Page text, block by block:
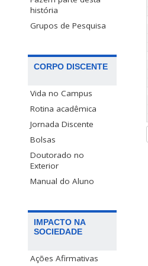
história
Grupos de Pesquisa
CORPO DISCENTE
Vida no Campus
Rotina acadêmica
Jornada Discente
Bolsas
Doutorado no
Exterior
Manual do Aluno
IMPACTO NA
SOCIEDADE
Ações Afirmativas